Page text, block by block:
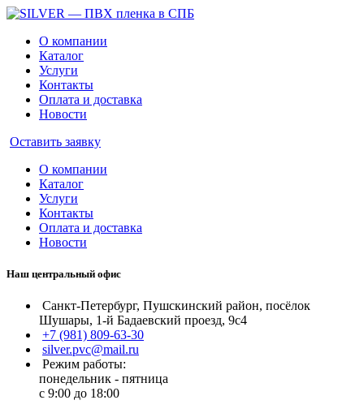
О компании
Каталог
Услуги
Контакты
Оплата и доставка
Новости
Оставить заявку
О компании
Каталог
Услуги
Контакты
Оплата и доставка
Новости
Наш центральный офис
Санкт-Петербург, Пушскинский район, посёлок
Шушары, 1-й Бадаевский проезд, 9с4
+7 (981) 809-63-30
silver.pvc@mail.ru
Режим работы:
понедельник - пятница
с 9:00 до 18:00